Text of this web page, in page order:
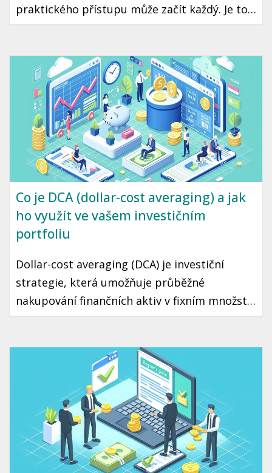
praktického přístupu může začít každý. Je to
cesta ke klidné a stabilní budoucnosti, kde
Připravili jsme pro vás průvodce, který vám
pomůže začít se zdravým finančním
plánováním.
Co je DCA (dollar-cost averaging) a jak
ho využít ve vašem investičním
portfoliu
Dollar-cost averaging (DCA) je investiční
strategie, která umožňuje průběžné
nakupování finančních aktiv v fixním množství
bez ohledu na aktuální cenu. Díky tomuto
špatného načasování a přehřátí trhu. Tento
článek vás seznámí s tím, jak DCA funguje a
jak ho využít ve vaší vlastní investiční
strategii.